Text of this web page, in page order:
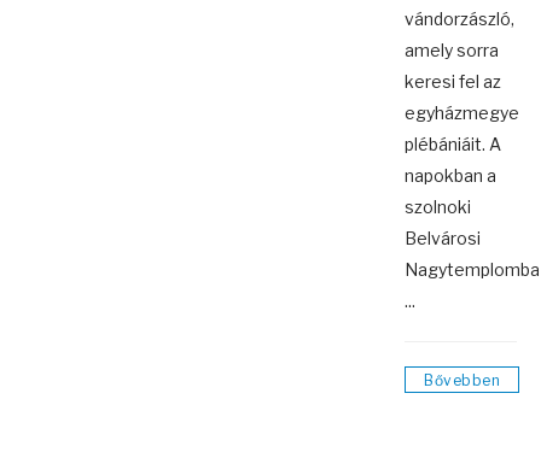
vándorzászló,
amely sorra
keresi fel az
egyházmegye
plébániáit. A
napokban a
szolnoki
Belvárosi
Nagytemplomba
...
Bővebben